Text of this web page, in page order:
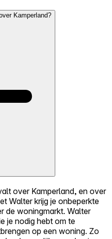
Kamperland?
over Kamperland, en over
Walter krijg je onbeperkte
de woningmarkt. Walter
je nodig hebt om te
op een woning. Zo